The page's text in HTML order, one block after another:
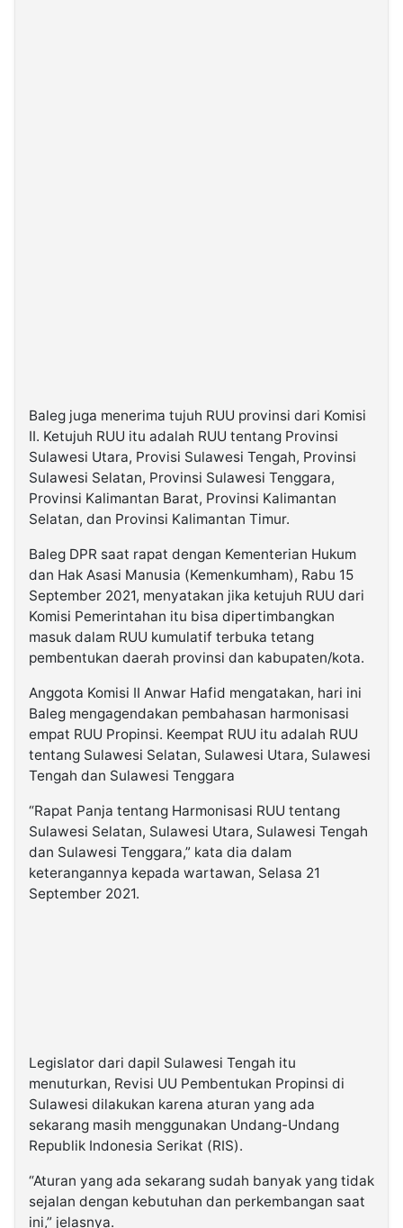
Baleg juga menerima tujuh RUU provinsi dari Komisi
II. Ketujuh RUU itu adalah RUU tentang Provinsi
Sulawesi Utara, Provisi Sulawesi Tengah, Provinsi
Sulawesi Selatan, Provinsi Sulawesi Tenggara,
Provinsi Kalimantan Barat, Provinsi Kalimantan
Selatan, dan Provinsi Kalimantan Timur.
Baleg DPR saat rapat dengan Kementerian Hukum
dan Hak Asasi Manusia (Kemenkumham), Rabu 15
September 2021, menyatakan jika ketujuh RUU dari
Komisi Pemerintahan itu bisa dipertimbangkan
masuk dalam RUU kumulatif terbuka tetang
pembentukan daerah provinsi dan kabupaten/kota.
Anggota Komisi II Anwar Hafid mengatakan, hari ini
Baleg mengagendakan pembahasan harmonisasi
empat RUU Propinsi. Keempat RUU itu adalah RUU
tentang Sulawesi Selatan, Sulawesi Utara, Sulawesi
Tengah dan Sulawesi Tenggara
“Rapat Panja tentang Harmonisasi RUU tentang
Sulawesi Selatan, Sulawesi Utara, Sulawesi Tengah
dan Sulawesi Tenggara,” kata dia dalam
keterangannya kepada wartawan, Selasa 21
September 2021.
Legislator dari dapil Sulawesi Tengah itu
menuturkan, Revisi UU Pembentukan Propinsi di
Sulawesi dilakukan karena aturan yang ada
sekarang masih menggunakan Undang-Undang
Republik Indonesia Serikat (RIS).
“Aturan yang ada sekarang sudah banyak yang tidak
sejalan dengan kebutuhan dan perkembangan saat
ini,” jelasnya.